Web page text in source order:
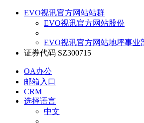
EVO视讯官方网站站群
EVO视讯官方网站股份
EVO视讯官方网站地坪事业
证券代码 SZ300715
OA办公
邮箱入口
CRM
选择语言
中文